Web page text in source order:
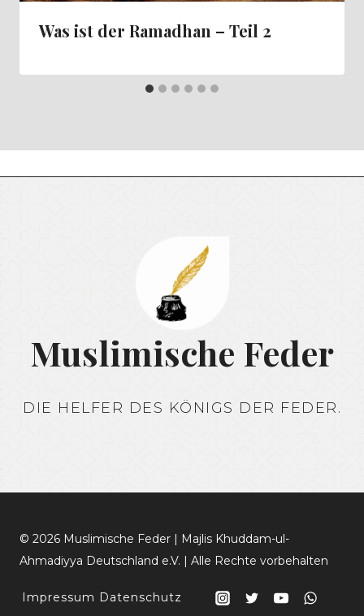
Was ist der Ramadhan – Teil 2
Muslimische Feder
DIE HELFER DES KÖNIGS DER FEDER.
© 2026 Muslimische Feder | Majlis Khuddam-ul-
Ahmadiyya Deutschland e.V. | Alle Rechte vorbehalten
Impressum Datenschutz